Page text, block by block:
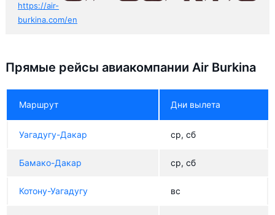
https://air-
burkina.com/en
Прямые рейсы авиакомпании Air Burkina
Маршрут Дни вылета
Уагадугу-Дакар ср, сб
Бамако-Дакар ср, сб
Котону-Уагадугу вс